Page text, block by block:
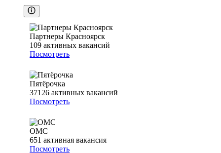
Партнеры Красноярск
109 активных вакансий
Посмотреть
Пятёрочка
37126 активных вакансий
Посмотреть
ОМС
651 активная вакансия
Посмотреть